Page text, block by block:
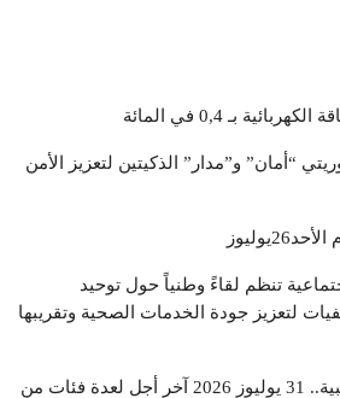
بـ 0,4 في المائة
“أمان” و”مدار” الذكيتين لتعزيز الأمن
تنظم لقاءً وطنياً حول توحيد
لتعزيز جودة الخدمات الصحية وتقريبها
الإقرارات والأداءات الضريبية.. 31 يوليوز 2026 آخر أجل لعدة فئات من